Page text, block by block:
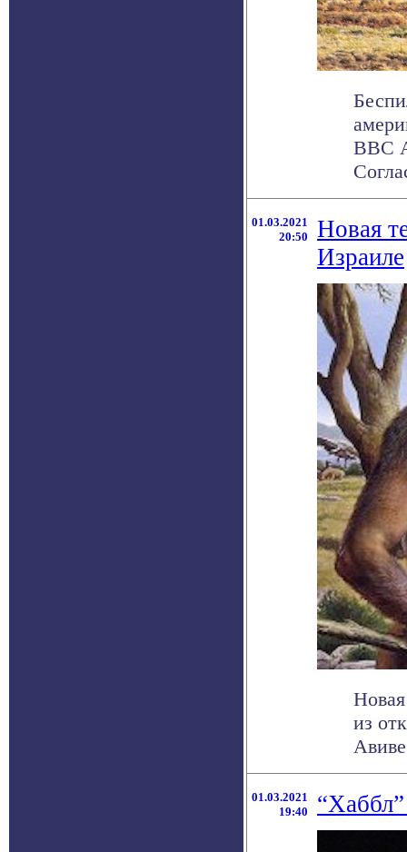
ВВС
01.03.2021
20:50
Новая
Израиле
из
01.03.2021
19:40